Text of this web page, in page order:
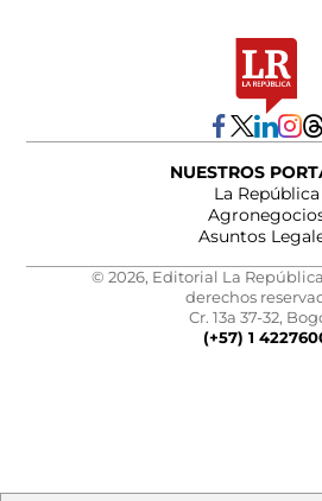
NUESTROS
La República
Asuntos
© 2026, Editorial La República
derechos
Cr. 13a 37-32,
(+57) 1